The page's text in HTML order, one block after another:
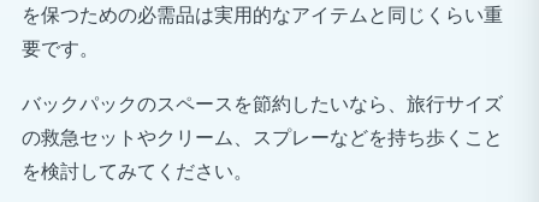
を保つための必需品は実用的なアイテムと同じくらい重
要です。
バックパックのスペースを節約したいなら、旅行サイズ
の救急セットやクリーム、スプレーなどを持ち歩くこと
を検討してみてください。